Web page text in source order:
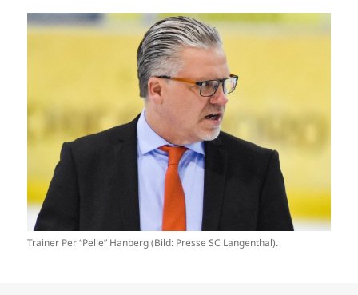
Trainer Per “Pelle” Hanberg (Bild: Presse SC Langenthal).